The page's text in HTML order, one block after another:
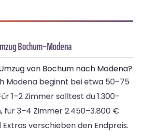
Bochum–Modena
von Bochum nach Modena?
Modena beginnt bei etwa 50–75
1–2 Zimmer solltest du 1.300–
für 3–4 Zimmer 2.450–3.800 €.
Extras verschieben den Endpreis.